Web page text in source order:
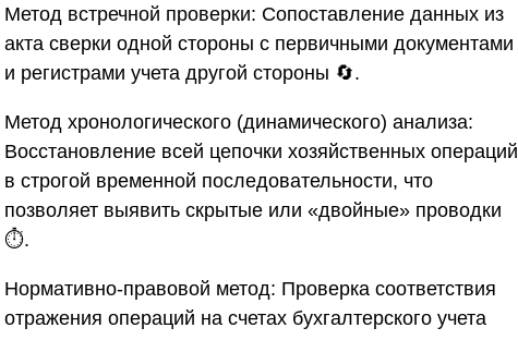
Метод встречной проверки: Сопоставление данных из
акта сверки одной стороны с первичными документами
и регистрами учета другой стороны 🔄.
Метод хронологического (динамического) анализа:
Восстановление всей цепочки хозяйственных операций
в строгой временной последовательности, что
позволяет выявить скрытые или «двойные» проводки
⏱️.
Нормативно-правовой метод: Проверка соответствия
отражения операций на счетах бухгалтерского учета